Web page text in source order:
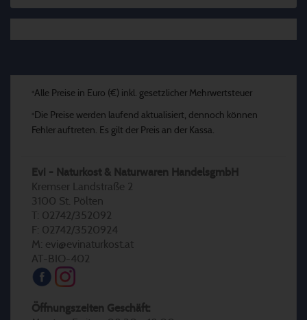
* Alle Preise in Euro (€) inkl. gesetzlicher Mehrwertsteuer
* Die Preise werden laufend aktualisiert, dennoch können
Fehler auftreten. Es gilt der Preis an der Kassa.
Evi - Naturkost & Naturwaren HandelsgmbH
Kremser Landstraße 2
3100 St. Pölten
T: 02742/352092
F: 02742/3520924
M: evi@evinaturkost.at
AT-BIO-402
Öffnungszeiten Geschäft: